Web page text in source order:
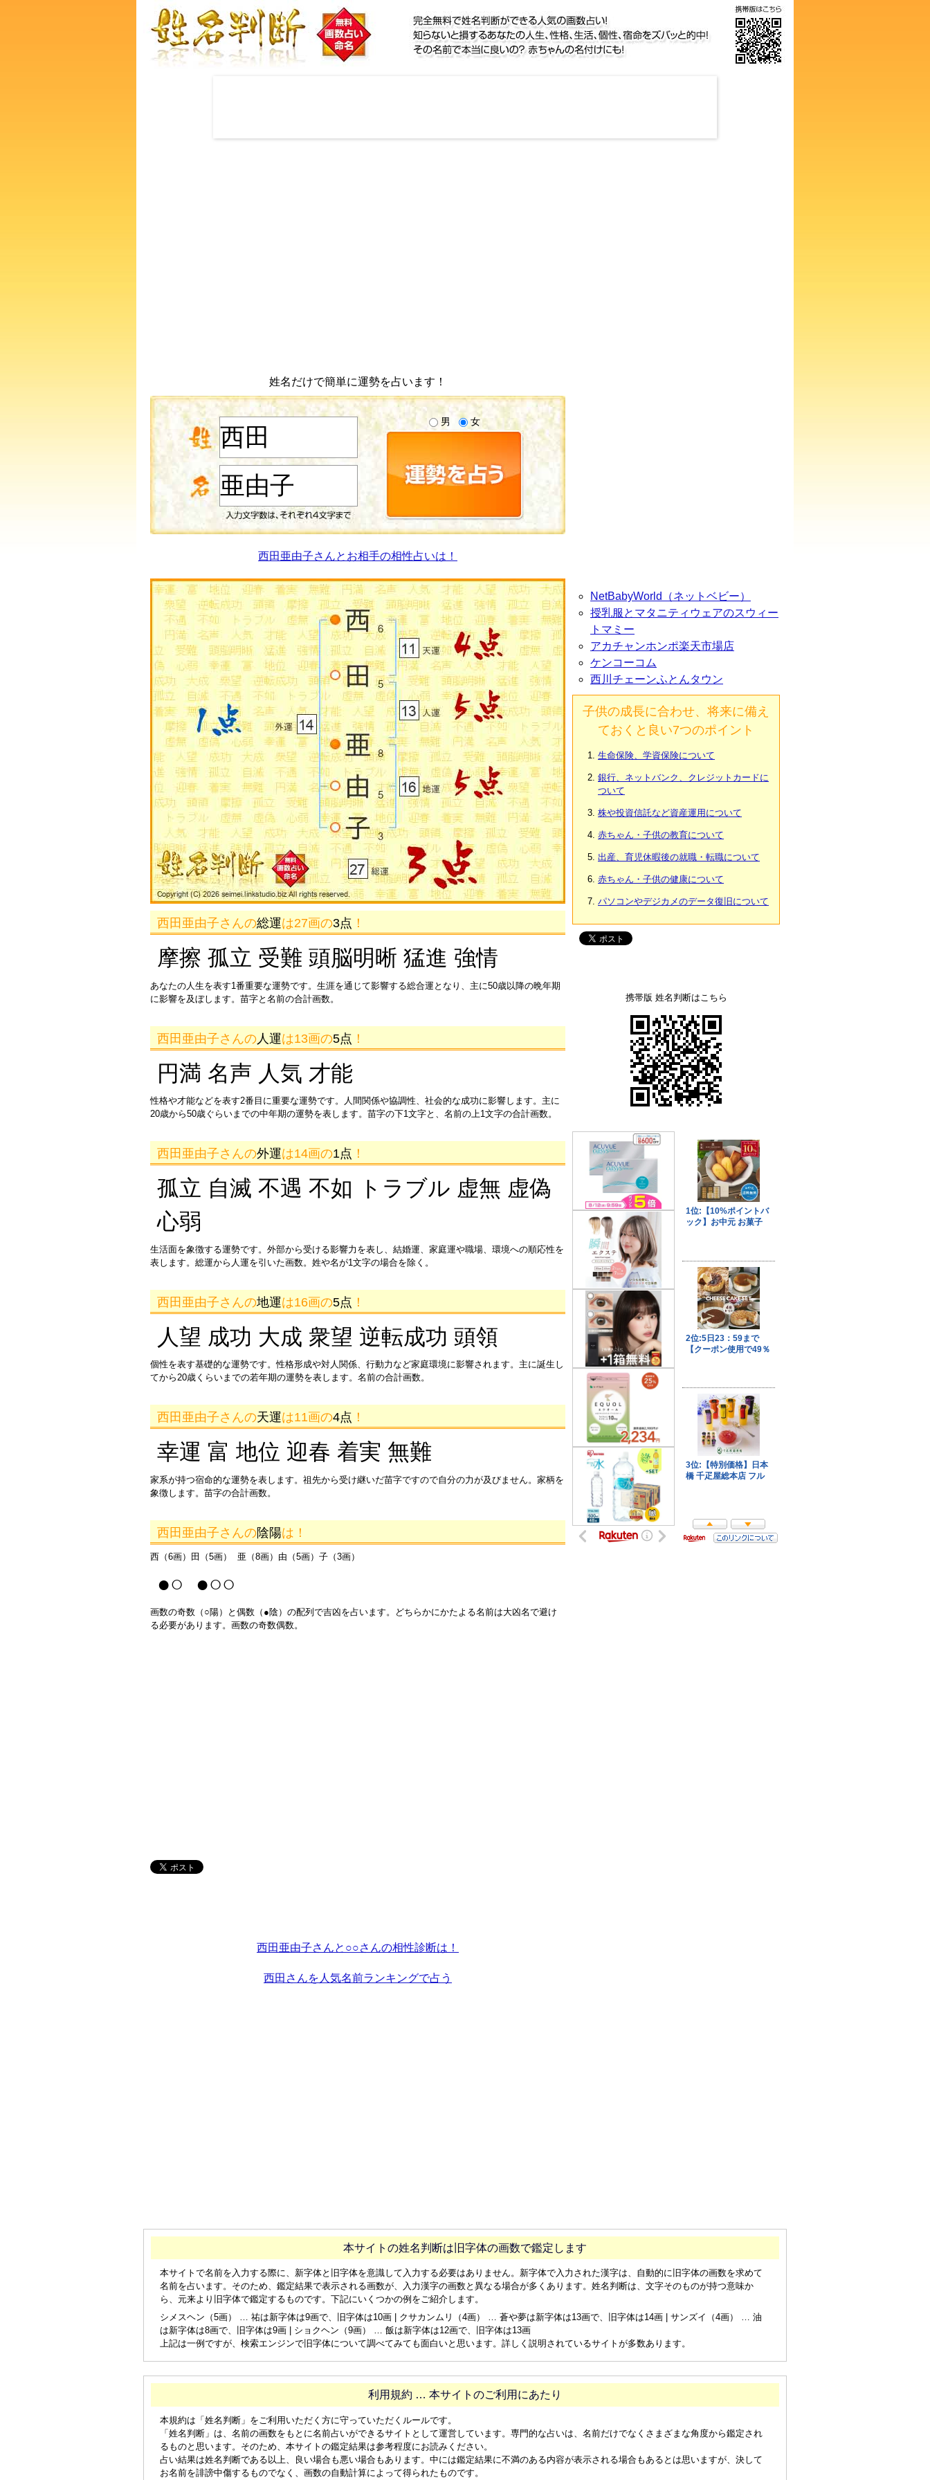
姓名だけで簡単に運勢を占います！
男 女
西田亜由子さんとお相手の相性占いは！
西田亜由子さんの総運は27画の3点 ！
摩擦 孤立 受難 頭脳明晰 猛進 強情
あなたの人生を表す1番重要な運勢です。生涯を通じて影響する総合運となり、主に50歳以降の晩年期
に影響を及ぼします。苗字と名前の合計画数。
西田亜由子さんの 人運は13画の5点 ！
円満 名声 人気 才能
性格や才能などを表す2番目に重要な運勢です。人間関係や協調性、社会的な成功に影響します。主に
20歳から50歳ぐらいまでの中年期の運勢を表します。苗字の下1文字と、名前の上1文字の合計画数。
西田亜由子さんの外運は14画の1点 ！
孤立 自滅 不遇 不如 トラブル 虚無 虚偽
心弱
生活面を象徴する運勢です。外部から受ける影響力を表し、結婚運、家庭運や職場、環境への順応性を
表します。総運から人運を引いた画数。姓や名が1文字の場合を除く。
西田亜由子さんの地運は16画の5点 ！
人望 成功 大成 衆望 逆転成功 頭領
個性を表す基礎的な運勢です。性格形成や対人関係、行動力など家庭環境に影響されます。主に誕生し
てから20歳くらいまでの若年期の運勢を表します。名前の合計画数。
西田亜由子さんの天運は11画の4点 ！
幸運 富 地位 迎春 着実 無難
家系が持つ宿命的な運勢を表します。祖先から受け継いだ苗字ですので自分の力が及びません。家柄を
象徴します。苗字の合計画数。
西田亜由子さんの陰陽は！
西（6画）田（5画） 亜（8画）由（5画）子（3画）
●○ ●○○
画数の奇数（○陽）と偶数（●陰）の配列で吉凶を占います。どちらかにかたよる名前は大凶名で避け
る必要があります。画数の奇数偶数。
西田亜由子さんと○○さんの相性診断は！
西田さんを人気名前ランキングで占う
NetBabyWorld（ネットベビー）
授乳服とマタニティウェアのスウィー
トマミー
アカチャンホンポ楽天市場店
ケンコーコム
西川チェーンふとんタウン
子供の成長に合わせ、将来に備え
ておくと良い7つのポイント
生命保険、学資保険について
銀行、ネットバンク、クレジットカードに
ついて
株や投資信託など資産運用について
赤ちゃん・子供の教育について
出産、育児休暇後の就職・転職について
赤ちゃん・子供の健康について
パソコンやデジカメのデータ復旧について
携帯版 姓名判断はこちら
本サイトの姓名判断は旧字体の画数で鑑定します
本サイトで名前を入力する際に、新字体と旧字体を意識して入力する必要はありません。新字体で入力された漢字は、自動的に旧字体の画数を求めて
名前を占います。そのため、鑑定結果で表示される画数が、入力漢字の画数と異なる場合が多くあります。姓名判断は、文字そのものが持つ意味か
ら、元来より旧字体で鑑定するものです。下記にいくつかの例をご紹介します。
シメスヘン（5画） … 祐は新字体は9画で、旧字体は10画 | クサカンムリ（4画） … 蒼や夢は新字体は13画で、旧字体は14画 | サンズイ（4画） … 油
は新字体は8画で、旧字体は9画 | ショクヘン（9画） … 飯は新字体は12画で、旧字体は13画
上記は一例ですが、検索エンジンで旧字体について調べてみても面白いと思います。詳しく説明されているサイトが多数あります。
利用規約 … 本サイトのご利用にあたり
本規約は「姓名判断」をご利用いただく方に守っていただくルールです。
「姓名判断」は、名前の画数をもとに名前占いができるサイトとして運営しています。専門的な占いは、名前だけでなくさまざまな角度から鑑定され
るものと思います。そのため、本サイトの鑑定結果は参考程度にお読みください。
占い結果は姓名判断である以上、良い場合も悪い場合もあります。中には鑑定結果に不満のある内容が表示される場合もあるとは思いますが、決して
お名前を誹謗中傷するものでなく、画数の自動計算によって得られたものです。